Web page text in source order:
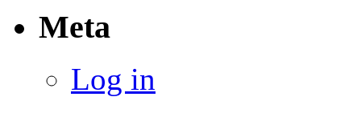
Meta
Log in